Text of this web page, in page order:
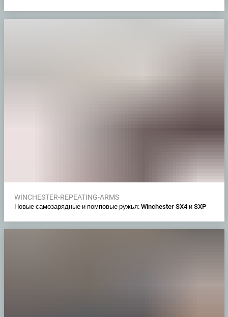
WINCHESTER-REPEATING-ARMS
Новые самозарядные и помповые ружья: Winchester SX4 и SXP